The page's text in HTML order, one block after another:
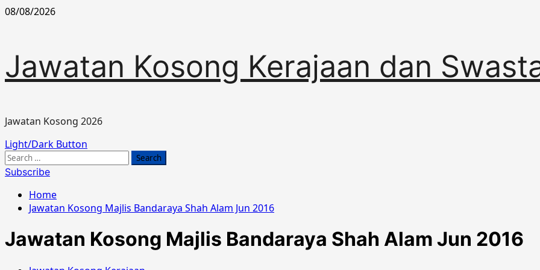
Skip
08/08/2026
Jawatan Kosong Kerajaan dan
Jawatan Kosong 2026
Primary
Menu
Light/Dark Button
Search
for:
Subscribe
Home
Jawatan Kosong Majlis Bandaraya Shah Alam Jun 2016
Jawatan Kosong Majlis Bandaraya Shah Alam Jun 2016